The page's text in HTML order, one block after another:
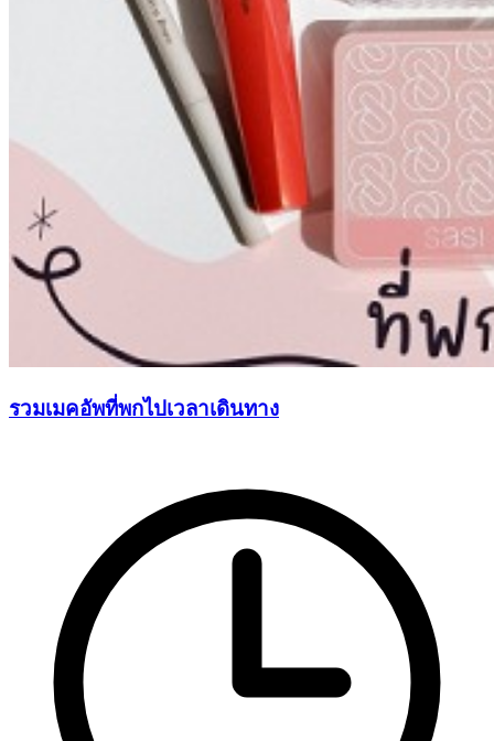
รวมเมคอัพที่พกไปเวลาเดินทาง